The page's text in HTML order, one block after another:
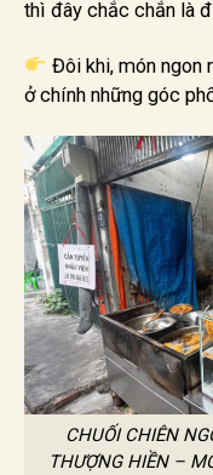
thì đây chắc chắn là
Đôi khi, món ngon
ở chính những góc
CHUỐI CHIÊN
THƯỢNG HIỀN –